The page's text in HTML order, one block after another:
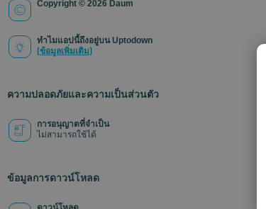
Copyright © 2026 Daum
ทำไมแอปนี้ถึงอยู่บน Uptodown
(ข้อมูลเพิ่มเติม)
ความปลอดภัยและความเป็นส่วนตัว
การอนุญาตที่จำเป็น
ไม่สามารถใช้ได้
ข้อมูลการดาวน์โหลด